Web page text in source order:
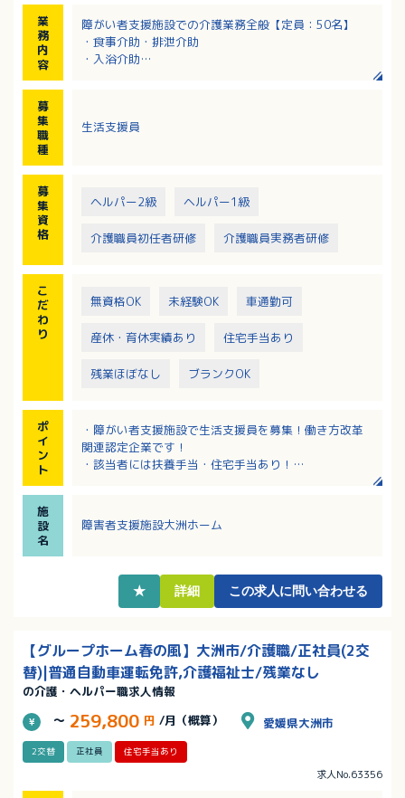
業
務
内
容
障がい者支援施設での介護業務全般【定員：50名】
・食事介助・排泄介助
・入浴介助
募
集
職
種
生活支援員
募
集
資
格
ヘルパー2級 ヘルパー1級
介護職員初任者研修 介護職員実務者研修
こ
だ
わ
り
無資格OK 未経験OK 車通勤可
産休・育休実績あり 住宅手当あり
残業ほぼなし ブランクOK
ポ
イ
ン
ト
・障がい者支援施設で生活支援員を募集！働き方改革
関連認定企業です！
・該当者には扶養手当・住宅手当あり！
・３つの退職金制度で定年後の資産形成を支援！将来
も安心です
施
設
名
障害者支援施設大洲ホーム
★ 詳細 この求人に問い合わせる
【グループホーム春の風】大洲市/介護職/正社員(2交
替)|普通自動車運転免許,介護福祉士/残業なし
の介護・ヘルパー職求人情報
～ 259,800 円 /月（概算） 愛媛県大洲市
2交替 正社員 住宅手当あり
求人No.63356